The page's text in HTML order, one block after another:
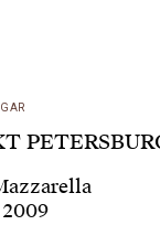
2009